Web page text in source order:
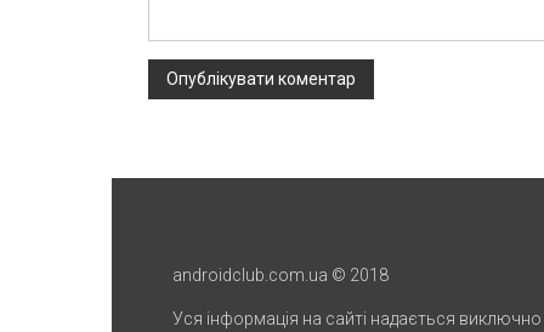
androidclub.com.ua © 2018
Уся інформація на сайті надається